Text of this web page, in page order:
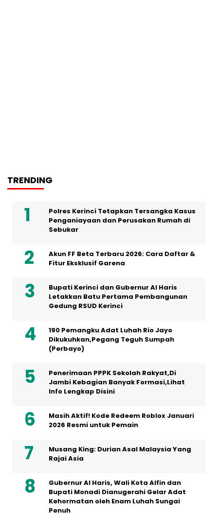
TRENDING
Polres Kerinci Tetapkan Tersangka Kasus
Penganiayaan dan Perusakan Rumah di
Sebukar
Akun FF Beta Terbaru 2026: Cara Daftar &
Fitur Eksklusif Garena
Bupati Kerinci dan Gubernur Al Haris
Letakkan Batu Pertama Pembangunan
Gedung RSUD Kerinci
190 Pemangku Adat Luhah Rio Jayo
Dikukuhkan,Pegang Teguh Sumpah
(Perbayo)
Penerimaan PPPK Sekolah Rakyat,Di
Jambi Kebagian Banyak Formasi,Lihat
Info Lengkap Disini
Masih Aktif! Kode Redeem Roblox Januari
2026 Resmi untuk Pemain
Musang King: Durian Asal Malaysia Yang
Rajai Asia
Gubernur Al Haris, Wali Kota Alfin dan
Bupati Monadi Dianugerahi Gelar Adat
Kehormatan oleh Enam Luhah Sungai
Penuh